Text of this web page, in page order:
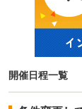
開催日程一覧